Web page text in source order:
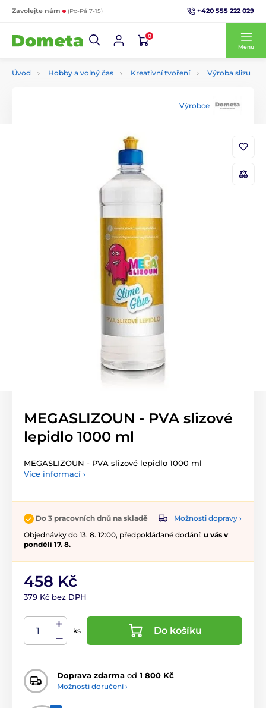
Zavolejte nám (Po-Pá 7-15) +420 555 222 029
0
Menu
Úvod Hobby a volný čas Kreativní tvoření Výroba slizu
Výrobce
MEGASLIZOUN - PVA slizové
lepidlo 1000 ml
MEGASLIZOUN - PVA slizové lepidlo 1000 ml
Více informací ›
Do 3 pracovních dnů na skladě
Možnosti dopravy ›
Objednávky do 13. 8. 12:00, předpokládané dodání: u vás v
pondělí 17. 8.
458 Kč
379 Kč bez DPH
ks Do košíku
Doprava zdarma od 1 800 Kč
Možnosti doručení ›